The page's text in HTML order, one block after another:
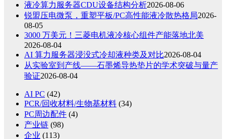
液冷算力服务器CDU设备结构分析2026-08-06
锐盟压电微泵，重塑平板/PC高性能液冷散热格局2026-
08-05
3000 万美元！三菱电机液冷核心组件产能落地北美
2026-08-04
AI 算力服务器浸没式冷却液种类及对比2026-08-04
从实验室到产线——石墨烯导热垫片的学术突破与量产
验证2026-08-04
AI PC (42)
PCR/回收材料/生物基材料 (34)
PC周边配件 (4)
产业链 (98)
企业 (113)